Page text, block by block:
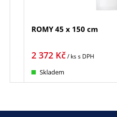
ROMY 45 x 150 cm
2 372 Kč/ kss DPH
Skladem